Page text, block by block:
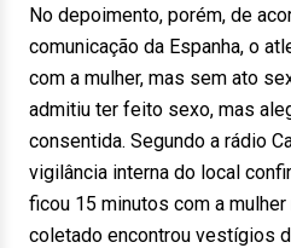
No depoimento, porém, de
comunicação da Espanha, o
com a mulher, mas sem ato
admitiu ter feito sexo, mas
consentida. Segundo a rádio
vigilância interna do local
ficou 15 minutos com a
coletado encontrou vestígios